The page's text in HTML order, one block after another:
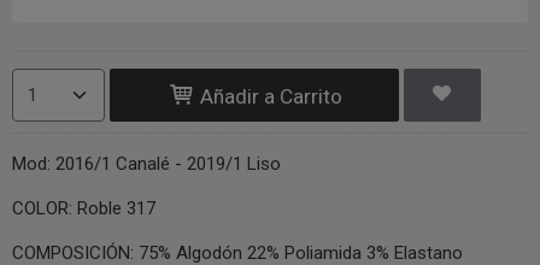
Añadir a Carrito
Mod: 2016/1 Canalé - 2019/1 Liso
COLOR: Roble 317
COMPOSICIÓN: 75% Algodón 22% Poliamida 3% Elastano